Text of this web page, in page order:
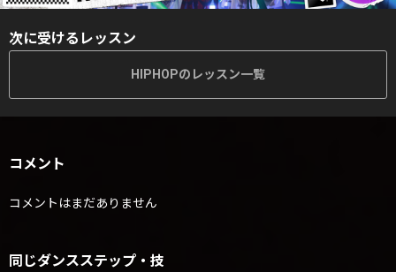
次に受けるレッスン
HIPHOPのレッスン一覧
コメント
コメントはまだありません
同じダンスステップ・技